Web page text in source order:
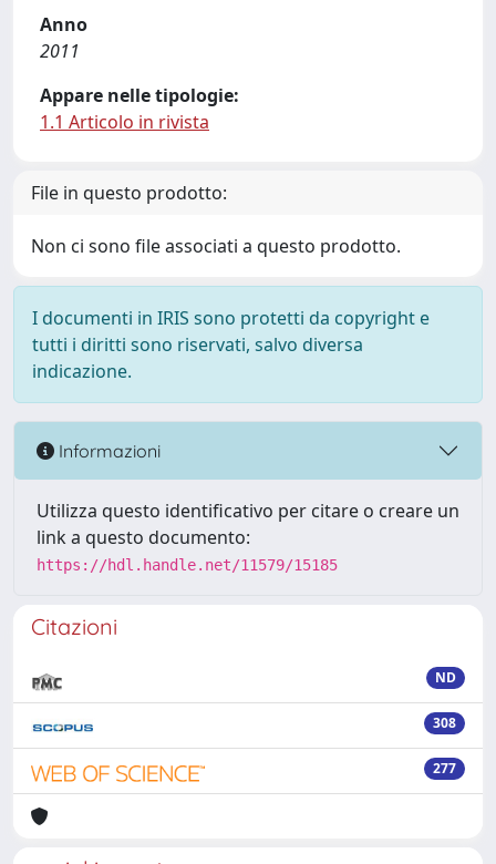
Anno
2011
Appare nelle tipologie:
1.1 Articolo in rivista
File in questo prodotto:
Non ci sono file associati a questo prodotto.
I documenti in IRIS sono protetti da copyright e
tutti i diritti sono riservati, salvo diversa
indicazione.
Informazioni
Utilizza questo identificativo per citare o creare un
link a questo documento:
https://hdl.handle.net/11579/15185
Citazioni
ND
308
277